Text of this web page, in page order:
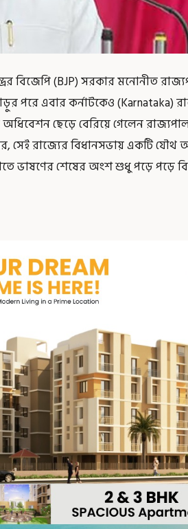
বিজেপি (BJP) সরকার মনোনীত
পরে এবার কর্নাটকেও (Karnataka)
ছেড়ে বেরিয়ে গেলেন
সেই রাজ্যের বিধানসভায় একটি যৌথ
ভাষণের শেষের অংশ শুধু পড়ে পড়ে